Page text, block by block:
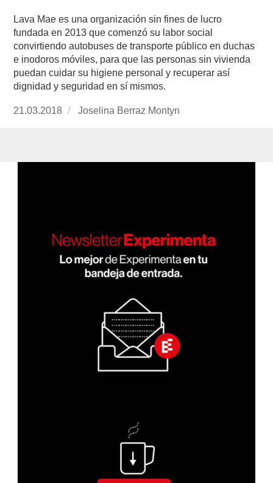
Lava Mae es una organización sin fines de lucro
fundada en 2013 que comenzó su labor social
convirtiendo autobuses de transporte público en duchas
e inodoros móviles, para que las personas sin vivienda
puedan cuidar su higiene personal y recuperar así
dignidad y seguridad en sí mismos.
Publicado
21.03.2018
https://www.experimenta.es/author/joselina-
Joselina Berraz Montyn